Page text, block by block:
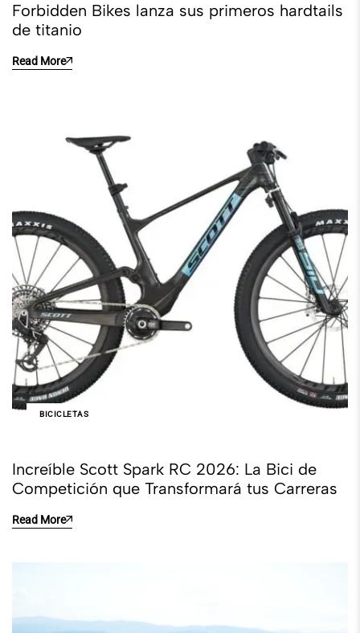
Forbidden Bikes lanza sus primeros hardtails
de titanio
Read More
BICICLETAS
Increíble Scott Spark RC 2026: La Bici de
Competición que Transformará tus Carreras
Read More